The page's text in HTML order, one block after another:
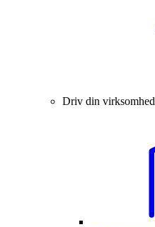
Driv din virksomhed